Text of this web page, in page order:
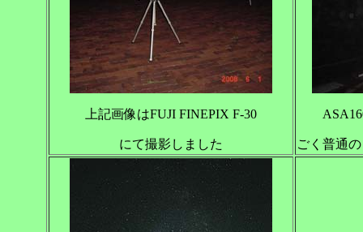
上記画像はFUJI FINEPIX F-30
にて撮影しました ごく普通